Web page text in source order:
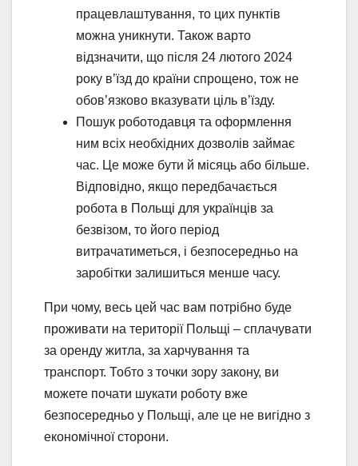
працевлаштування, то цих пунктів
можна уникнути. Також варто
відзначити, що після 24 лютого 2024
року в’їзд до країни спрощено, тож не
обов’язково вказувати ціль в’їзду.
Пошук роботодавця та оформлення
ним всіх необхідних дозволів займає
час. Це може бути й місяць або більше.
Відповідно, якщо передбачається
робота в Польщі для українців за
безвізом, то його період
витрачатиметься, і безпосередньо на
заробітки залишиться менше часу.
При чому, весь цей час вам потрібно буде
проживати на території Польщі – сплачувати
за оренду житла, за харчування та
транспорт. Тобто з точки зору закону, ви
можете почати шукати роботу вже
безпосередньо у Польщі, але це не вигідно з
економічної сторони.